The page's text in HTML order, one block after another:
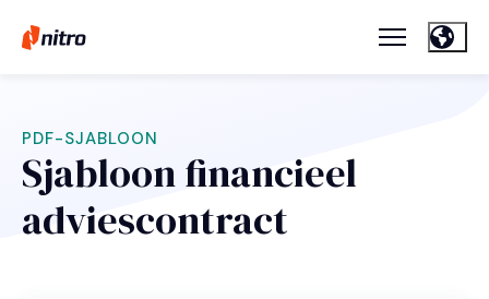
PDF-SJABLOON
Sjabloon financieel
adviescontract